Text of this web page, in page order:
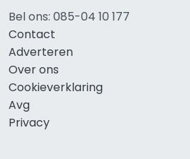
Bel ons: 085-04 10 177
Contact
Adverteren
Over ons
Cookieverklaring
Avg
Privacy